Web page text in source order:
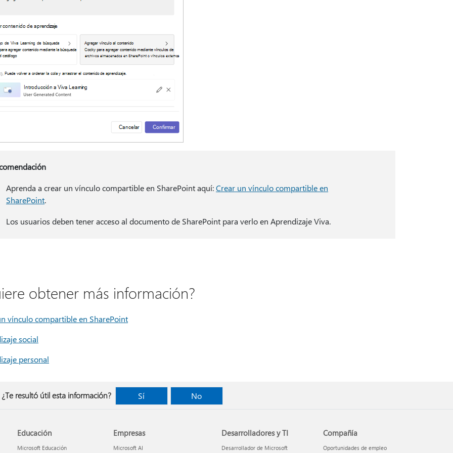
Aprenda a crear un vínculo compartible en SharePoint aquí:Crear un vínculo compartible en
SharePoint.
Los usuarios deben tener acceso al documento de SharePoint para verlo en Aprendizaje Viva.
obtener más información?
vínculo compartible en SharePoint
social
personal
¿Te resultó útil esta información? Sí No
Educación
Microsoft Educación
Empresas
Microsoft AI
Desarrolladores y TI
Desarrollador de Microsoft
Compañía
Oportunidades de empleo